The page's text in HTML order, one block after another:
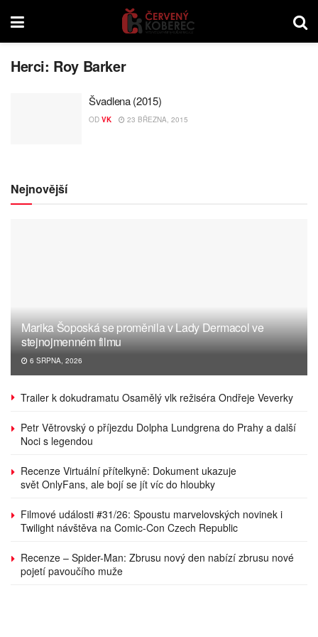
Herci: Roy Barker
Švadlena (2015)
OD VK 23 BŘEZNA, 2015
Nejnovější
Marika Šoposká se proměnila v Lady Dermacol ve
stejnojmenném filmu
6 SRPNA, 2026
Trailer k dokudramatu Osamělý vlk režiséra Ondřeje Veverky
Petr Větrovský o příjezdu Dolpha Lundgrena do Prahy a další
Noci s legendou
Recenze Virtuální přítelkyně: Dokument ukazuje
svět OnlyFans, ale bojí se jít víc do hloubky
Filmové události #31/26: Spoustu marvelovských novinek i
Twilight návštěva na Comic-Con Czech Republic
Recenze – Spider-Man: Zbrusu nový den nabízí zbrusu nové
pojetí pavoučího muže